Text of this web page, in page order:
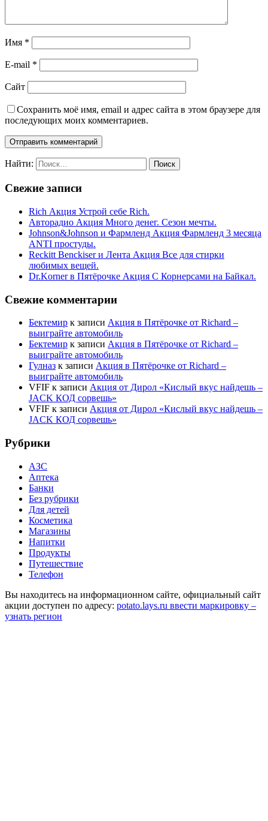
Имя *
E-mail *
Сайт
Сохранить моё имя, email и адрес сайта в этом браузере для
последующих моих комментариев.
Найти:
Свежие записи
Rich Акция Устрой себе Rich.
Авторадио Акция Много денег. Сезон мечты.
Johnson&Johnson и Фармленд Акция Фармленд 3 месяца
ANTI простуды.
Reckitt Benckiser и Лента Акция Все для стирки
любимых вещей.
Dr.Korner в Пятёрочке Акция С Корнерсами на Байкал.
Свежие комментарии
Бектемир к записи Акция в Пятёрочке от Richard –
выиграйте автомобиль
Бектемир к записи Акция в Пятёрочке от Richard –
выиграйте автомобиль
Гулназ к записи Акция в Пятёрочке от Richard –
выиграйте автомобиль
VFIF к записи Акция от Дирол «Кислый вкус найдешь –
JACK КОД сорвешь»
VFIF к записи Акция от Дирол «Кислый вкус найдешь –
JACK КОД сорвешь»
Рубрики
АЗС
Аптека
Банки
Без рубрики
Для детей
Косметика
Магазины
Напитки
Продукты
Путешествие
Телефон
Вы находитесь на информационном сайте, официальный сайт
акции доступен по адресу: potato.lays.ru ввести маркировку –
узнать регион